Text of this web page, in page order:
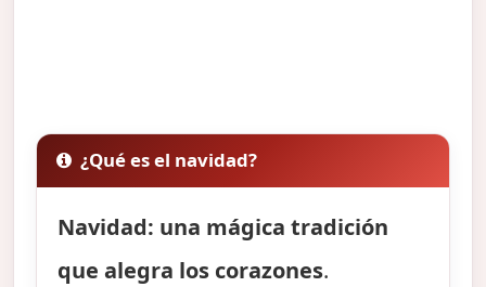
¿Qué es el navidad?
Navidad: una mágica tradición
que alegra los corazones.